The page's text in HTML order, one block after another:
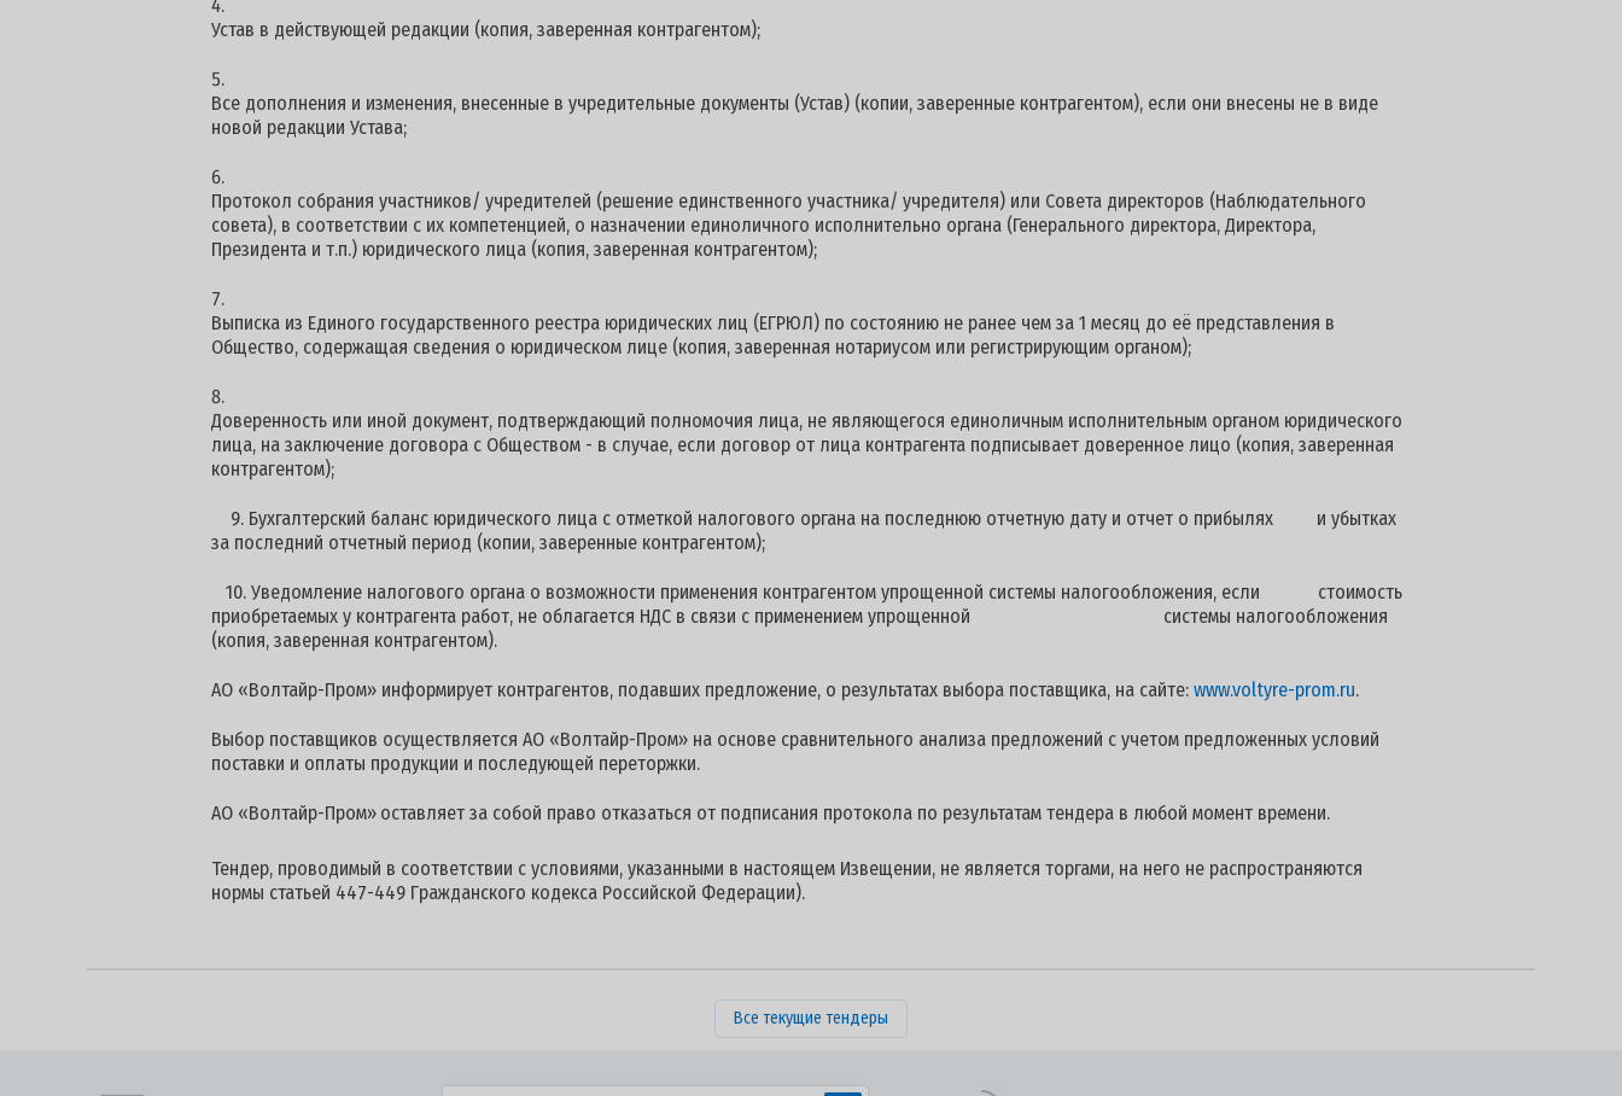
Устав в действующей редакции (копия, заверенная контрагентом);
Все дополнения и изменения, внесенные в учредительные документы (Устав) (копии, заверенные контрагентом), если они внесены не в виде
новой редакции Устава;
Протокол собрания участников/ учредителей (решение единственного участника/ учредителя) или Совета директоров (Наблюдательного
совета), в соответствии с их компетенцией, о назначении единоличного исполнительно органа (Генерального директора, Директора,
Президента и т.п.) юридического лица (копия, заверенная контрагентом);
Выписка из Единого государственного реестра юридических лиц (ЕГРЮЛ) по состоянию не ранее чем за 1 месяц до её представления в
Общество, содержащая сведения о юридическом лице (копия, заверенная нотариусом или регистрирующим органом);
Доверенность или иной документ, подтверждающий полномочия лица, не являющегося единоличным исполнительным органом юридического
лица, на заключение договора с Обществом - в случае, если договор от лица контрагента подписывает доверенное лицо (копия, заверенная
контрагентом);
9. Бухгалтерский баланс юридического лица с отметкой налогового органа на последнюю отчетную дату и отчет о прибылях и убытках
за последний отчетный период (копии, заверенные контрагентом);
10. Уведомление налогового органа о возможности применения контрагентом упрощенной системы налогообложения, если стоимость
приобретаемых у контрагента работ, не облагается НДС в связи с применением упрощенной системы налогообложения
(копия, заверенная контрагентом).
АО «Волтайр-Пром» информирует контрагентов, подавших предложение, о результатах выбора поставщика, на сайте: www.voltyre-prom.ru.
Выбор поставщиков осуществляется АО «Волтайр-Пром» на основе сравнительного анализа предложений с учетом предложенных условий
поставки и оплаты продукции и последующей переторжки.
АО «Волтайр-Пром» оставляет за собой право отказаться от подписания протокола по результатам тендера в любой момент времени.
Тендер, проводимый в соответствии с условиями, указанными в настоящем Извещении, не является торгами, на него не распространяются
нормы статьей 447-449 Гражданского кодекса Российской Федерации).
Все текущие тендеры